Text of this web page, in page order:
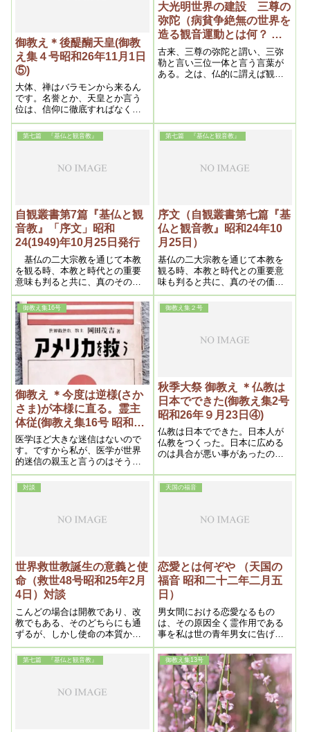
御教え＊後醍醐天皇(御教
え集４号昭和26年11月1日
⑤)
大体、禅はバラモンから来るん
です。名誉とか、天皇とか言う
位は、信仰に徹底すればなくし
なければならない。取ってしま
わなければならない。だから、
一生懸命になればなる程、天皇
大光明世界の建設 三尊の
弥陀（病貧争絶無の世界を
造る観音運動とは何？ 昭
和十年九月十五日）
古来、三尊の弥陀と謂い、三弥
勒と言い三位一体と言う言葉が
ある。之は、仏的に謂えば観
第七篇 『基仏と観音教』
自観叢書第7篇『基仏と観
音教』「序文」昭和
24(1949)年10月25日発行
基仏の二大宗教を通じて本教
を観る時、本教と時代との重要
意味も判ると共に、真のその価
値を見出し得るであろう。
第七篇 『基仏と観音教』
序文（自観叢書第七篇『基
仏と観音教』昭和24年10
月25日）
基仏の二大宗教を通じて本教を
観る時、本教と時代との重要意
味も判ると共に、真のその価値
を見出し得るであろう。
御教え集16号
御教え ＊今度は逆様(さか
さま)が本様に直る。霊主
体従(御教え集16号 昭和27
年11月26日②）
医学ほど大きな迷信はないので
す。ですから私が、医学が世界
的迷信の親玉と言うのはそうい
うわけです。ところが先様さき
さまの方ではこっちの方を迷信
と言っているのですから実に逆
先に「世は逆様になりておるぞ
御教え集２号
秋季大祭 御教え ＊仏教は
日本でできた(御教え集2号
昭和26年９月23日④)
仏教は日本でできた。日本人が
仏教をつくった。日本に広める
のは具合が悪い事があったの
仏教を始めたんです。それで、
化身――化仏と言う訳ですね
対談
世界救世教誕生の意義と使
命（救世48号昭和25年2月
4日）対談
こんどの場合は開教であり、改
教でもある、そのどちらにも通
ずるが、しかし使命の本質から
みれば開教の方が正しいかもし
れない
天国の福音
恋愛とは何ぞや （天国の
福音 昭和二十二年二月五
日）
男女間における恋愛なるもの
は、その原因全く霊作用である
事を私は世の青年男女に告げた
いのである。それについて二つ
の例を挙げてみよう。
第七篇 『基仏と観音教』 御教え集13号